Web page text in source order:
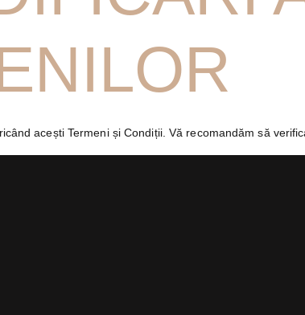
acești Termeni și Condiții. Vă recomandăm să